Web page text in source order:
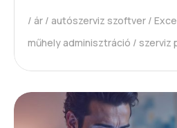
ár autószerviz szoftver
műhely adminisztráció
szerviz